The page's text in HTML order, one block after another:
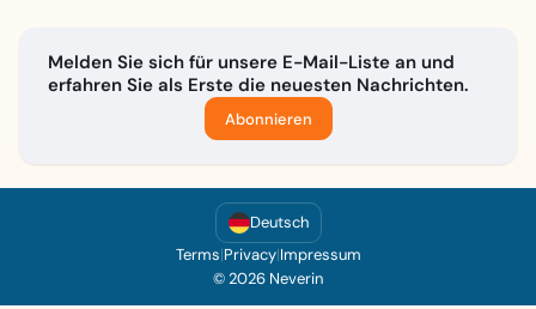
Melden Sie sich für unsere E-Mail-Liste an und
erfahren Sie als Erste die neuesten Nachrichten.
Abonnieren
Deutsch
Terms|Privacy|Impressum
© 2026 Neverin